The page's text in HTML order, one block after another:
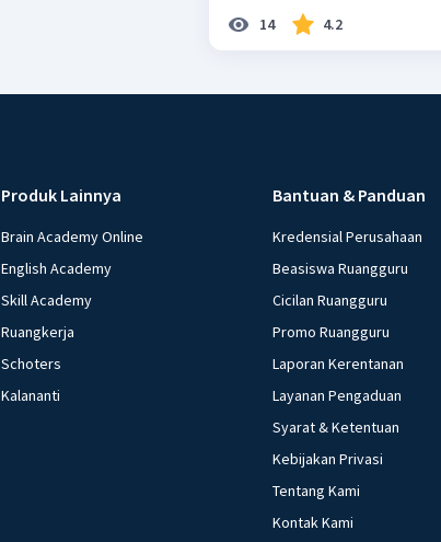
14 4.2
Produk Lainnya
Brain Academy Online
English Academy
Skill Academy
Ruangkerja
Schoters
Kalananti
Bantuan & Panduan
Kredensial Perusahaan
Beasiswa Ruangguru
Cicilan Ruangguru
Promo Ruangguru
Laporan Kerentanan
Layanan Pengaduan
Syarat & Ketentuan
Kebijakan Privasi
Tentang Kami
Kontak Kami